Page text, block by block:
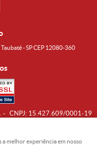
- SP CEP 12080-360
CNPJ: 15.427.609/0001-19
melhor experiência em nosso